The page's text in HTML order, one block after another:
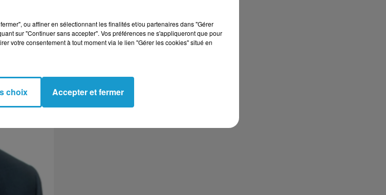
ou affiner en sélectionnant les finalités et/ou partenaires dans "Gérer
sur "Continuer sans accepter". Vos préférences ne s'appliqueront que pour
votre consentement à tout moment via le lien "Gérer les cookies" situé en
choix Accepter et fermer